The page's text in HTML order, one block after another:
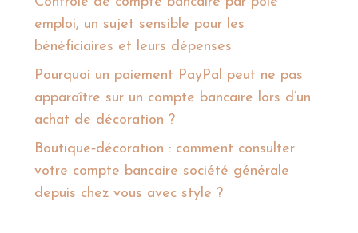
emploi, un sujet sensible pour les
bénéficiaires et leurs dépenses
Pourquoi un paiement PayPal peut ne pas
apparaître sur un compte bancaire lors d’un
achat de décoration ?
Boutique‑décoration : comment consulter
votre compte bancaire société générale
depuis chez vous avec style ?